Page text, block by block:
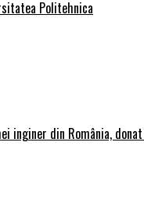
Politehnica
inginer din România, donat